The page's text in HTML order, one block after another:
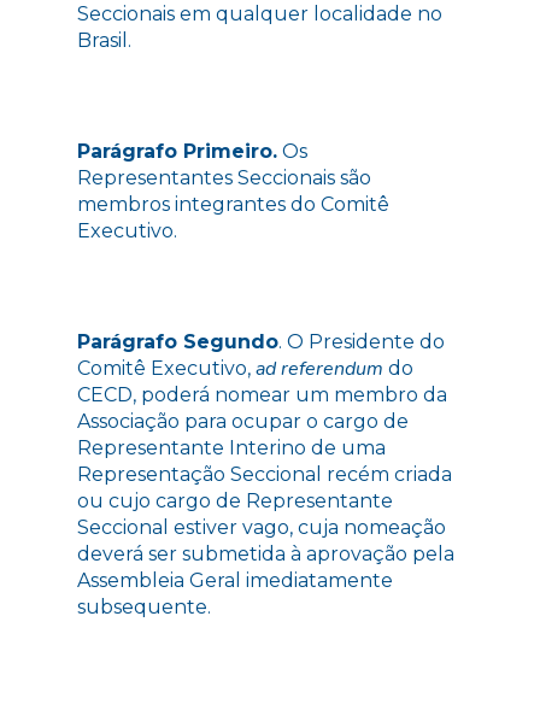
Seccionais em qualquer localidade no
Brasil.
Parágrafo Primeiro. Os
Representantes Seccionais são
membros integrantes do Comitê
Executivo.
Parágrafo Segundo. O Presidente do
Comitê Executivo,ad referendum do
CECD, poderá nomear um membro da
Associação para ocupar o cargo de
Representante Interino de uma
Representação Seccional recém criada
ou cujo cargo de Representante
Seccional estiver vago, cuja nomeação
deverá ser submetida à aprovação pela
Assembleia Geral imediatamente
subsequente.